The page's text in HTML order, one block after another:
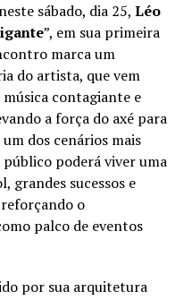
sábado, dia 25, Léo
”, em sua primeira
marca um
do artista, que vem
contagiante e
a força do axé para
dos cenários mais
poderá viver uma
grandes sucessos e
o
palco de eventos
por sua arquitetura